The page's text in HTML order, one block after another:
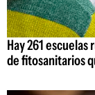
Hay 261
de fitosanitarios